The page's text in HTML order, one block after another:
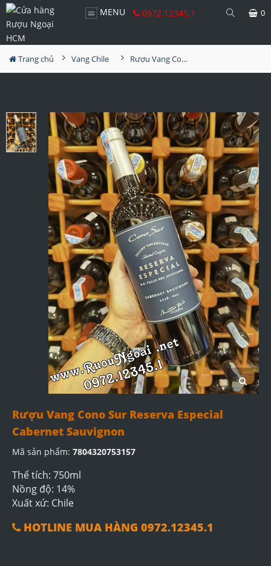
MENU 0972.12345.1 0
Trang chủ Vang Chile Rượu Vang Cono Sur Reserva Especial Cabernet Sauvignon
Rượu Vang Cono Sur Reserva Especial
Cabernet Sauvignon
Mã sản phẩm: 7804320753157
Thể tích: 750ml
Nồng độ: 14%
Xuất xứ: Chile
HOTLINE MUA HÀNG 0972.12345.1